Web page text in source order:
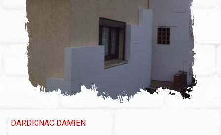
DARDIGNAC DAMIEN